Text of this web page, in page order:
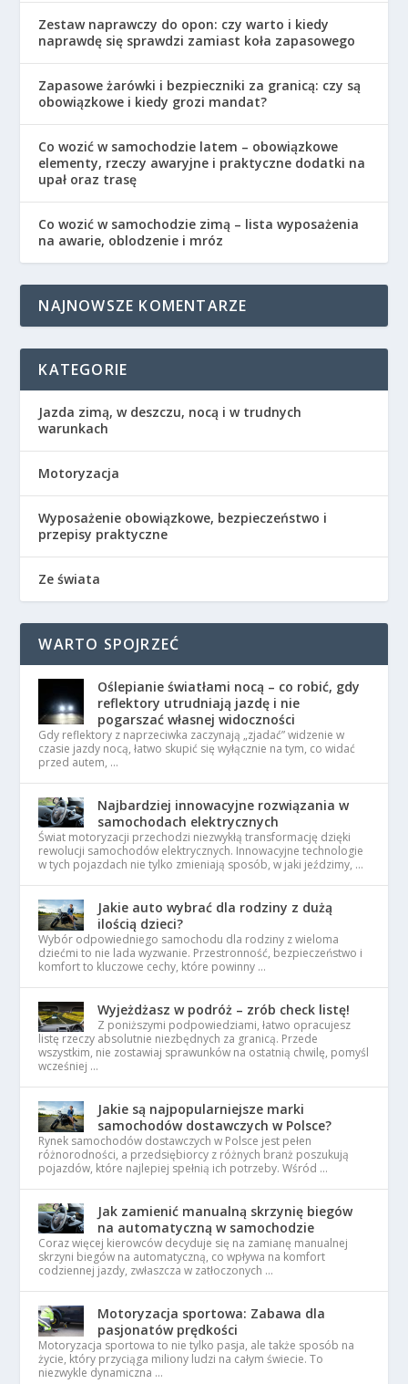
Zestaw naprawczy do opon: czy warto i kiedy
naprawdę się sprawdzi zamiast koła zapasowego
Zapasowe żarówki i bezpieczniki za granicą: czy są
obowiązkowe i kiedy grozi mandat?
Co wozić w samochodzie latem – obowiązkowe
elementy, rzeczy awaryjne i praktyczne dodatki na
upał oraz trasę
Co wozić w samochodzie zimą – lista wyposażenia
na awarie, oblodzenie i mróz
NAJNOWSZE KOMENTARZE
KATEGORIE
Jazda zimą, w deszczu, nocą i w trudnych
warunkach
Motoryzacja
Wyposażenie obowiązkowe, bezpieczeństwo i
przepisy praktyczne
Ze świata
WARTO SPOJRZEĆ
Oślepianie światłami nocą – co robić, gdy
reflektory utrudniają jazdę i nie
pogarszać własnej widoczności
Gdy reflektory z naprzeciwka zaczynają „zjadać” widzenie w
czasie jazdy nocą, łatwo skupić się wyłącznie na tym, co widać
przed autem, …
Najbardziej innowacyjne rozwiązania w
samochodach elektrycznych
Świat motoryzacji przechodzi niezwykłą transformację dzięki
rewolucji samochodów elektrycznych. Innowacyjne technologie
w tych pojazdach nie tylko zmieniają sposób, w jaki jeździmy, …
Jakie auto wybrać dla rodziny z dużą
ilością dzieci?
Wybór odpowiedniego samochodu dla rodziny z wieloma
dziećmi to nie lada wyzwanie. Przestronność, bezpieczeństwo i
komfort to kluczowe cechy, które powinny …
Wyjeżdżasz w podróż – zrób check listę!
Z poniższymi podpowiedziami, łatwo opracujesz
listę rzeczy absolutnie niezbędnych za granicą. Przede
wszystkim, nie zostawiaj sprawunków na ostatnią chwilę, pomyśl
wcześniej …
Jakie są najpopularniejsze marki
samochodów dostawczych w Polsce?
Rynek samochodów dostawczych w Polsce jest pełen
różnorodności, a przedsiębiorcy z różnych branż poszukują
pojazdów, które najlepiej spełnią ich potrzeby. Wśród …
Jak zamienić manualną skrzynię biegów
na automatyczną w samochodzie
Coraz więcej kierowców decyduje się na zamianę manualnej
skrzyni biegów na automatyczną, co wpływa na komfort
codziennej jazdy, zwłaszcza w zatłoczonych …
Motoryzacja sportowa: Zabawa dla
pasjonatów prędkości
Motoryzacja sportowa to nie tylko pasja, ale także sposób na
życie, który przyciąga miliony ludzi na całym świecie. To
niezwykle dynamiczna …